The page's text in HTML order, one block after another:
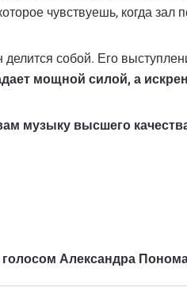
чувствуешь, когда зал
собой. Его
мощной силой, а
музыку высшего
голосом Александра